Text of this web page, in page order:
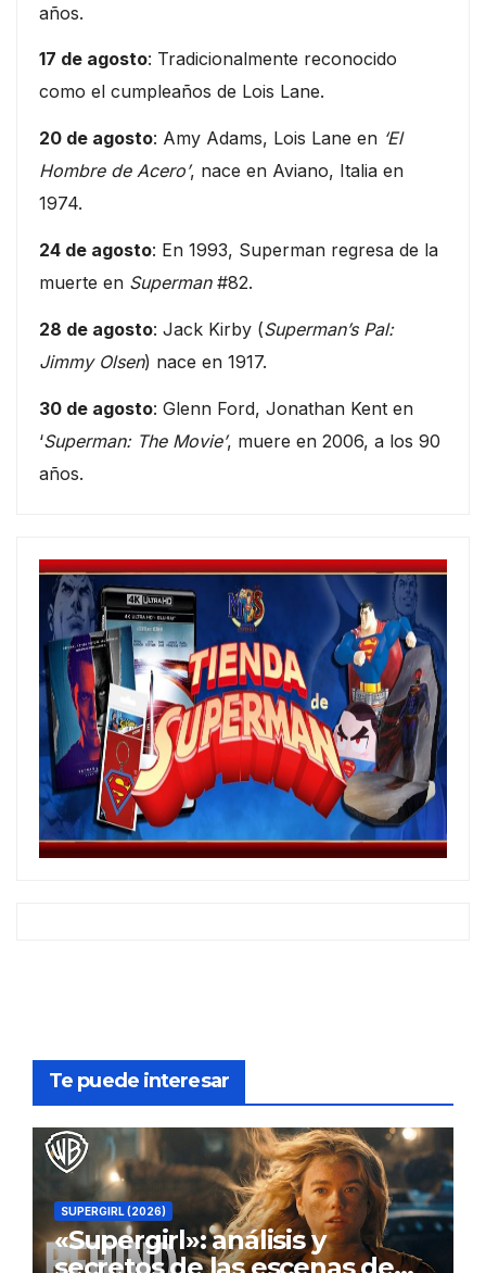
años.
17 de agosto: Tradicionalmente reconocido
como el cumpleaños de Lois Lane.
20 de agosto: Amy Adams, Lois Lane en ‘El
Hombre de Acero’, nace en Aviano, Italia en
1974.
24 de agosto: En 1993, Superman regresa de la
muerte en Superman#82.
28 de agosto: Jack Kirby (Superman’s Pal:
Jimmy Olsen) nace en 1917.
30 de agosto: Glenn Ford, Jonathan Kent en
‘Superman: The Movie’, muere en 2006, a los 90
años.
Te puede interesar
SUPERGIRL (2026)
«Supergirl»: análisis y